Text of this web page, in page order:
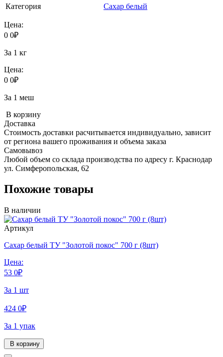
Категория
Сахар белый
Цена:
0 0₽
За 1 кг
Цена:
0 0₽
За 1 меш
В корзину
Доставка
Стоимость доставки расчитывается индивидуально, зависит
от региона вашего проживания и объема заказа
Самовывоз
Любой объем со склада производства по адресу г. Краснодар
ул. Симферопольская, 62
Похожие товары
В наличии
Артикул
Сахар белый ТУ "Золотой покос" 700 г (8шт)
Цена:
53 0₽
За 1 шт
424 0₽
За 1 упак
В корзину